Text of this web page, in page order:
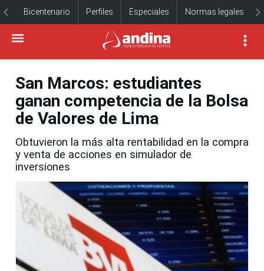
Bicentenario Perfiles Especiales Normas legales
San Marcos: estudiantes
ganan competencia de la Bolsa
de Valores de Lima
Obtuvieron la más alta rentabilidad en la compra
y venta de acciones en simulador de
inversiones